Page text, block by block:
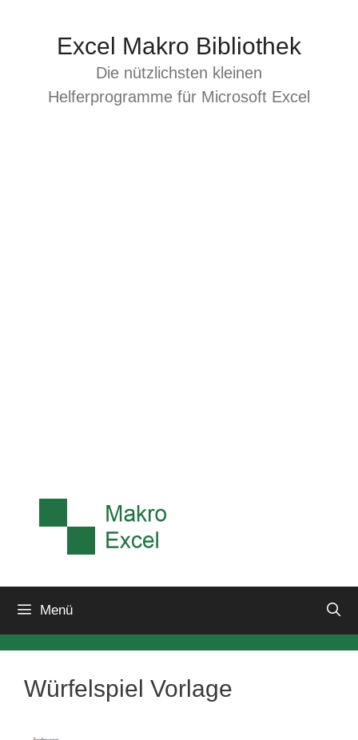
Excel Makro Bibliothek
Die nützlichsten kleinen
Helferprogramme für Microsoft Excel
Menü
Würfelspiel Vorlage